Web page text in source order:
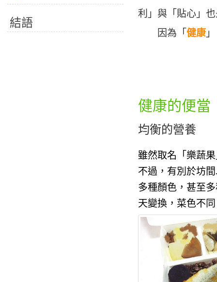
結語
利」與「貼心」
因為「 健康
健康的便當
均衡的營養
雖然取名「樂蔬
不過，有別於坊
多種顏色，甚至
天變換，菜色不